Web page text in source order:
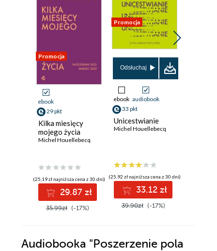
Promocja
ebook
29 pkt
Kilka miesięcy
mojego życia
Michel Houellebecq
(25,19 zł najniższa cena z 30 dni)
29.87 zł
35.99zł (-17%)
Promocja
Odsłuchaj
ebook audiobook
33 pkt
Unicestwianie
Michel Houellebecq
(25,92 zł najniższa cena z 30 dni)
33.12 zł
39.90zł (-17%)
Audiobooka "Poszerzenie pola